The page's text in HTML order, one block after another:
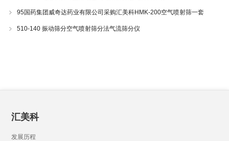
95国药集团威奇达药业有限公司采购汇美科HMK-200空气喷射筛一套
510-140 振动筛分空气喷射筛分法气流筛分仪
汇美科
发展历程